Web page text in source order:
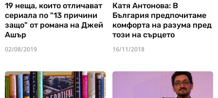
19 неща, които отличават
сериала по "13 причини
защо" от романа на Джей
Ашър
02/08/2019
Катя Антонова: В
България предпочитаме
комфорта на разума пред
този на сърцето
16/11/2018